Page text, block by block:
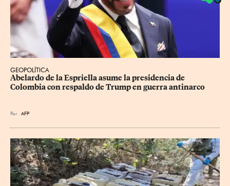
GEOPOLÍTICA
Abelardo de la Espriella asume la presidencia de
Colombia con respaldo de Trump en guerra antinarco
Por AFP